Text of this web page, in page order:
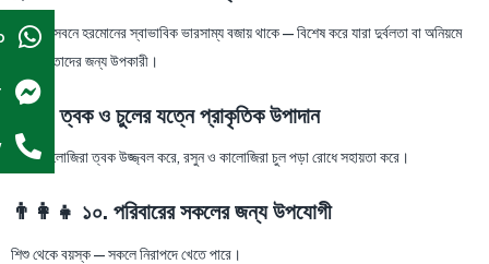
নিয়মিত সেবনে হরমোনের স্বাভাবিক ভারসাম্য বজায় থাকে — বিশেষ করে যারা দুর্বলতা বা অনিয়মে
ভোগেন, তাদের জন্য উপকারী।
🌞 ৯. ত্বক ও চুলের যত্নে প্রাকৃতিক উপাদান
মধু ও কালোজিরা ত্বক উজ্জ্বল করে, রসুন ও কালোজিরা চুল পড়া রোধে সহায়তা করে।
👨‍👩‍👧 ১০. পরিবারের সকলের জন্য উপযোগী
শিশু থেকে বয়স্ক — সকলে নিরাপদে খেতে পারে।